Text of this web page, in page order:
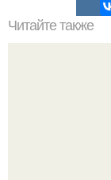
Читайте также